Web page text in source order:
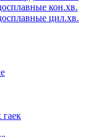
кон.хв.
цил.хв.